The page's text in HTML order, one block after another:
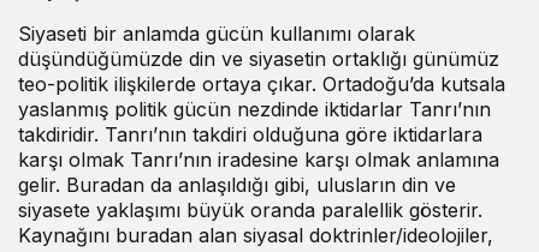
Siyaseti bir anlamda gücün kullanımı olarak
düşündüğümüzde din ve siyasetin ortaklığı günümüz
teo-politik ilişkilerde ortaya çıkar. Ortadoğu’da kutsala
yaslanmış politik gücün nezdinde iktidarlar Tanrı’nın
takdiridir. Tanrı’nın takdiri olduğuna göre iktidarlara
karşı olmak Tanrı’nın iradesine karşı olmak anlamına
gelir. Buradan da anlaşıldığı gibi, ulusların din ve
siyasete yaklaşımı büyük oranda paralellik gösterir.
Kaynağını buradan alan siyasal doktrinler/ideolojiler,